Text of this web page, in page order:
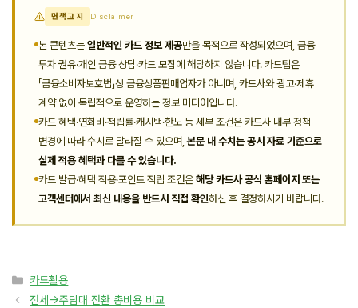
면책고지 Disclaimer
본 콘텐츠는 일반적인 카드 정보 제공만을 목적으로 작성되었으며, 금융
투자 권유·개인 금융 상담·카드 모집에 해당하지 않습니다. 카드팁은
「금융소비자보호법」상 금융상품판매업자가 아니며, 카드사와 광고·제휴
계약 없이 독립적으로 운영하는 정보 미디어입니다.
카드 혜택·연회비·적립률·캐시백·한도 등 세부 조건은 카드사 내부 정책
변경에 따라 수시로 달라질 수 있으며,본문 내 수치는 공시 자료 기준으로
실제 적용 혜택과 다를 수 있습니다.
카드 발급·혜택 적용·포인트 적립 조건은 해당 카드사 공식 홈페이지 또는
고객센터에서 최신 내용을 반드시 직접 확인하신 후 결정하시기 바랍니다.
카
테
카드활용
전세→주담대 전환 총비용 비교